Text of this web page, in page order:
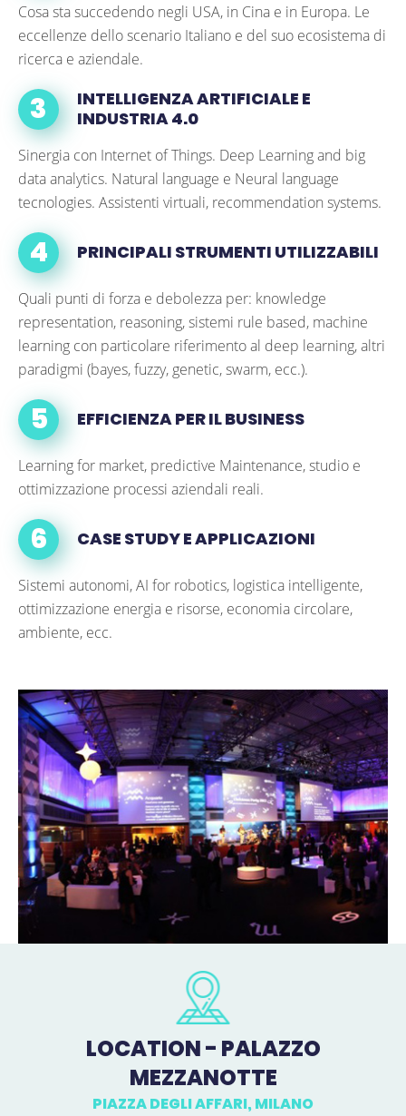
Cosa sta succedendo negli USA, in Cina e in Europa. Le
eccellenze dello scenario Italiano e del suo ecosistema di
ricerca e aziendale.
INTELLIGENZA ARTIFICIALE E
INDUSTRIA 4.0
Sinergia con Internet of Things. Deep Learning and big
data analytics. Natural language e Neural language
tecnologies. Assistenti virtuali, recommendation systems.
PRINCIPALI STRUMENTI UTILIZZABILI
Quali punti di forza e debolezza per: knowledge
representation, reasoning, sistemi rule based, machine
learning con particolare riferimento al deep learning, altri
paradigmi (bayes, fuzzy, genetic, swarm, ecc.).
EFFICIENZA PER IL BUSINESS
Learning for market, predictive Maintenance, studio e
ottimizzazione processi aziendali reali.
CASE STUDY E APPLICAZIONI
Sistemi autonomi, AI for robotics, logistica intelligente,
ottimizzazione energia e risorse, economia circolare,
ambiente, ecc.
LOCATION - PALAZZO
MEZZANOTTE
PIAZZA DEGLI AFFARI, MILANO